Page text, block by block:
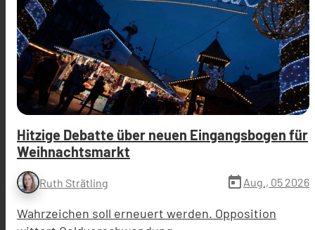
Hitzige Debatte über neuen Eingangsbogen für
Weihnachtsmarkt
Ruth Strätling today Aug., 05 2026
Wahrzeichen soll erneuert werden. Opposition